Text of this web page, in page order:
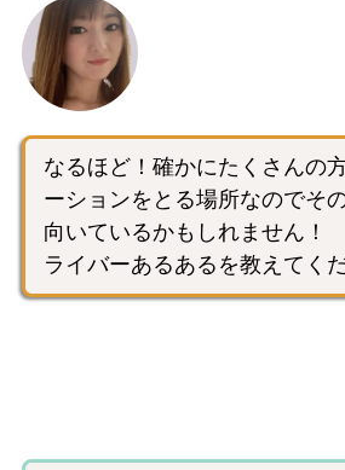
なるほど！確かにたくさんの
ーションをとる場所なのでそ
向いているかもしれません！
ライバーあるあるを教えてく